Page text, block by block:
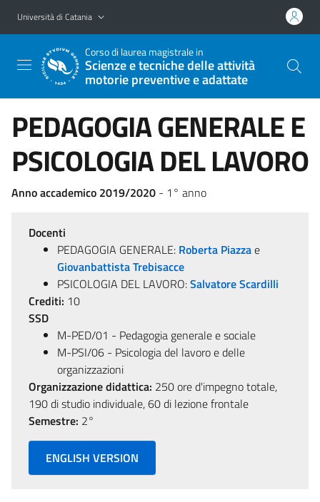
Vai al contenuto principale
Vai al menu di navigazione
Università di Catania
Corso di laurea magistrale in
Scienze e tecniche delle attività
motorie preventive e adattate
PEDAGOGIA GENERALE E
PSICOLOGIA DEL LAVORO
Anno accademico 2019/2020 - 1° anno
Docenti
PEDAGOGIA GENERALE: Roberta Piazzae
Giovanbattista Trebisacce
PSICOLOGIA DEL LAVORO:Salvatore Scardilli
Crediti: 10
SSD
M-PED/01 - Pedagogia generale e sociale
M-PSI/06 - Psicologia del lavoro e delle
organizzazioni
Organizzazione didattica: 250 ore d'impegno totale,
190 di studio individuale, 60 di lezione frontale
Semestre: 2°
ENGLISH VERSION